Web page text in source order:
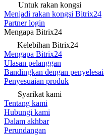
Untuk rakan kongsi
Menjadi rakan kongsi Bitrix24
Partner login
Mengapa Bitrix24
Kelebihan Bitrix24
Mengapa Bitrix24
Ulasan pelanggan
Bandingkan dengan
Penyesuaian produk
Syarikat kami
Tentang kami
Hubungi kami
Dalam akhbar
Perundangan